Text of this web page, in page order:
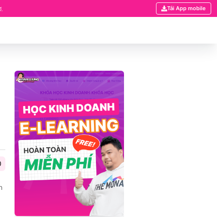
TÍNH NĂNG PHÂN QUYỀN TÀI LIỆU ĐÃ CÓ MẶT TRÊN HỆ THỐNG KHÓA HỌC
Tải App mobile